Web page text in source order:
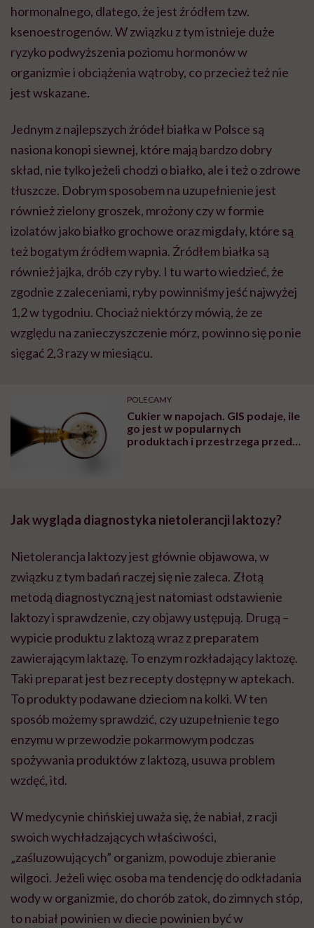
hormonalnego, dlatego, że jest źródłem tzw.
ksenoestrogenów. W związku z tym istnieje duże
ryzyko podwyższenia poziomu hormonów w
organizmie i obciążenia wątroby, co przecież też nie
jest wskazane.
Jednym z najlepszych źródeł białka w Polsce są
nasiona konopi siewnej, które mają bardzo dobry
skład, nie tylko jeżeli chodzi o białko, ale i też o zdrowe
tłuszcze. Dobrym sposobem na uzupełnienie jest
również zielony groszek, mrożony czy w formie
izolatów jako białko grochowe oraz migdały, które są
też bogatym źródłem wapnia. Źródłem białka są
również jajka, drób czy ryby. I tu warto wiedzieć, że
zgodnie z zaleceniami, ryby powinniśmy jeść najwyżej
1,2 w tygodniu. Chociaż niektórzy mówią, że ze
względu na zanieczyszczenie mórz, powinno się po nie
sięgać 2,3 razy w miesiącu.
POLECAMY
Cukier w napojach. GIS podaje, ile
go jest w popularnych
produktach i przestrzega przed
Jak wygląda diagnostyka nietolerancji laktozy?
Nietolerancja laktozy jest głównie objawowa, w
związku z tym badań raczej się nie zaleca. Złotą
metodą diagnostyczną jest natomiast odstawienie
laktozy i sprawdzenie, czy objawy ustępują. Drugą –
wypicie produktu z laktozą wraz z preparatem
zawierającym laktazę. To enzym rozkładający laktozę.
Taki preparat jest bez recepty dostępny w aptekach.
To produkty podawane dzieciom na kolki. W ten
sposób możemy sprawdzić, czy uzupełnienie tego
enzymu w przewodzie pokarmowym podczas
spożywania produktów z laktozą, usuwa problem
wzdęć, itd.
W medycynie chińskiej uważa się, że nabiał, z racji
swoich wychładzających właściwości,
„zaśluzowujących” organizm, powoduje zbieranie
wilgoci. Jeżeli więc osoba ma tendencję do odkładania
wody w organizmie, do chorób zatok, do zimnych stóp,
to nabiał powinien w diecie powinien być w